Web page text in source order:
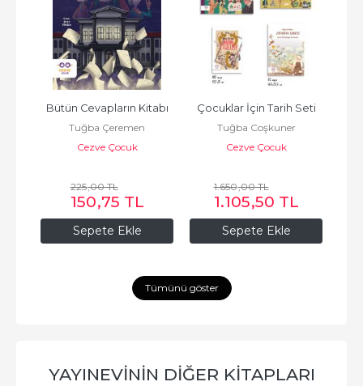
Sepete Ekle
Bütün Cevapların Kitabı
Tuğba Çeremen
Cezve Çocuk
225,00TL
150,75 TL
Sepete Ekle
Çocuklar İçin Tarih Seti
Tuğba Coşkuner
Cezve Çocuk
1.650,00TL
1.105,50 TL
Tümünü göster
YAYINEVININ DIĞER KITAPLARI